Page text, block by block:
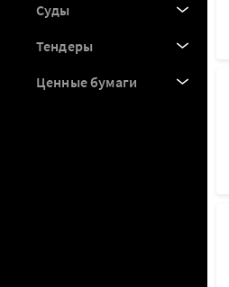
Суды
Тендеры
Ценные бумаги